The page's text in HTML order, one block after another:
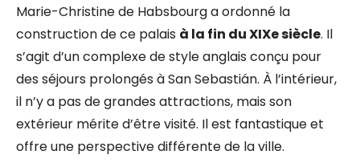
Marie-Christine de Habsbourg a ordonné la
construction de ce palais à la fin du XIXe siècle. Il
s’agit d’un complexe de style anglais conçu pour
des séjours prolongés à San Sebastián. À l’intérieur,
il n’y a pas de grandes attractions, mais son
extérieur mérite d’être visité. Il est fantastique et
offre une perspective différente de la ville.